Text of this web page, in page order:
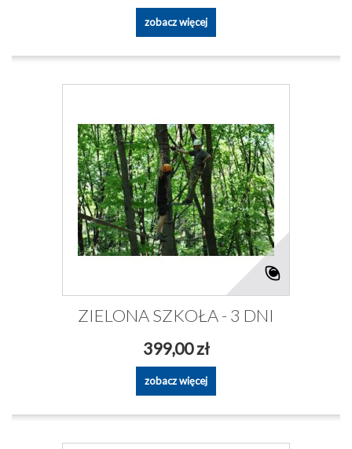
zobacz więcej
ZIELONA SZKOŁA - 3 DNI
399,00 zł
zobacz więcej